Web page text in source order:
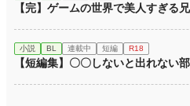
【完】ゲームの世界で美人すぎる
小説 BL 連載中 短編 R18
【短編集】〇〇しないと出れない